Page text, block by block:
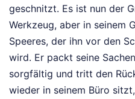
geschnitzt. Es ist nun der
Werkzeug, aber in seinem
Speeres, der ihn vor den
wird. Er packt seine
sorgfältig und tritt den
wieder in seinem Büro